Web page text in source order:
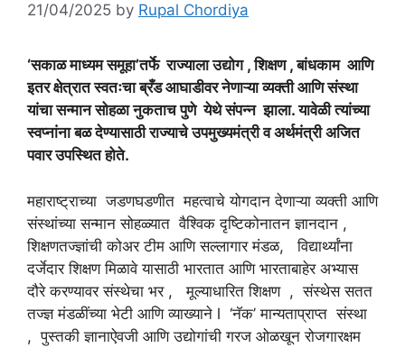
21/04/2025 by Rupal Chordiya
‘सकाळ माध्यम समूहा’तर्फे राज्याला उद्योग , शिक्षण , बांधकाम आणि
इतर क्षेत्रात स्वतःचा ब्रँड आघाडीवर नेणाऱ्या व्यक्ती आणि संस्था
यांचा सन्मान सोहळा नुकताच पुणे येथे संपन्न झाला. यावेळी त्यांच्या
स्वप्नांना बळ देण्यासाठी राज्याचे उपमुख्यमंत्री व अर्थमंत्री अजित
पवार उपस्थित होते.
महाराष्ट्राच्या जडणघडणीत महत्वाचे योगदान देणाऱ्या व्यक्ती आणि
संस्थांच्या सन्मान सोहळ्यात वैश्विक दृष्टिकोनातन ज्ञानदान ,
शिक्षणतज्ज्ञांची कोअर टीम आणि सल्लागार मंडळ, विद्यार्थ्यांना
दर्जेदार शिक्षण मिळावे यासाठी भारतात आणि भारताबाहेर अभ्यास
दौरे करण्यावर संस्थेचा भर , मूल्याधारित शिक्षण , संस्थेस सतत
तज्ज्ञ मंडळींच्या भेटी आणि व्याख्याने l ‘नॅक’ मान्यताप्राप्त संस्था
, पुस्तकी ज्ञानाऐवजी आणि उद्योगांची गरज ओळखून रोजगारक्षम